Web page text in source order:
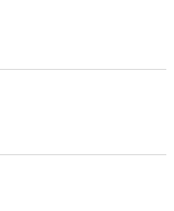
Copilot+ PC